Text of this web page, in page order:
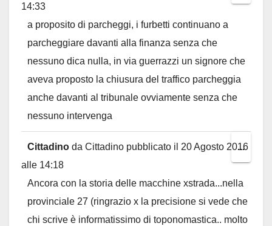
14:33
a proposito di parcheggi, i furbetti continuano a
parcheggiare davanti alla finanza senza che
nessuno dica nulla, in via guerrazzi un signore che
aveva proposto la chiusura del traffico parcheggia
anche davanti al tribunale ovviamente senza che
nessuno intervenga
this
Cittadino da Cittadino pubblicato il 20 Agosto 2016
alle 14:18
Ancora con la storia delle macchine xstrada...nella
provinciale 27 (ringrazio x la precisione si vede che
chi scrive è informatissimo di toponomastica.. molto
...Toggle
this